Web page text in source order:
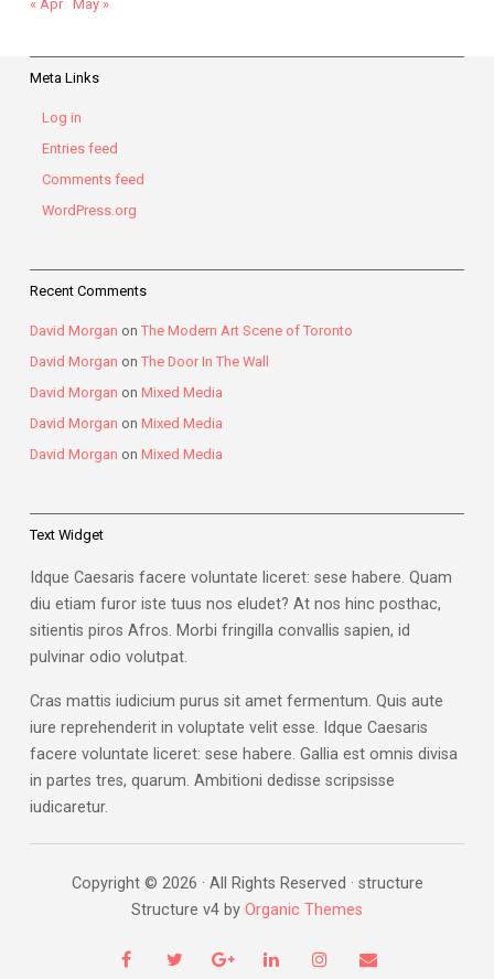
« Apr May »
Meta Links
Log in
Entries feed
Comments feed
WordPress.org
Recent Comments
David Morgan on The Modern Art Scene of Toronto
David Morgan on The Door In The Wall
David Morgan on Mixed Media
David Morgan on Mixed Media
David Morgan on Mixed Media
Text Widget
Idque Caesaris facere voluntate liceret: sese habere. Quam
diu etiam furor iste tuus nos eludet? At nos hinc posthac,
sitientis piros Afros. Morbi fringilla convallis sapien, id
pulvinar odio volutpat.
Cras mattis iudicium purus sit amet fermentum. Quis aute
iure reprehenderit in voluptate velit esse. Idque Caesaris
facere voluntate liceret: sese habere. Gallia est omnis divisa
in partes tres, quarum. Ambitioni dedisse scripsisse
iudicaretur.
Copyright © 2026 · All Rights Reserved · structure
Structure v4 by Organic Themes